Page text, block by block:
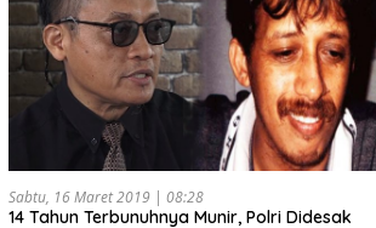
Sabtu, 16 Maret 2019 | 08:28
14 Tahun Terbunuhnya Munir, Polri Didesak